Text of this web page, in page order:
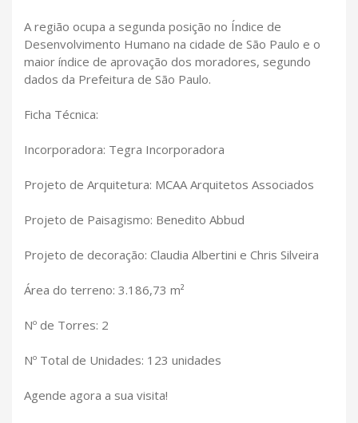
A região ocupa a segunda posição no Índice de
Desenvolvimento Humano na cidade de São Paulo e o
maior índice de aprovação dos moradores, segundo
dados da Prefeitura de São Paulo.
Ficha Técnica:
Incorporadora: Tegra Incorporadora
Projeto de Arquitetura: MCAA Arquitetos Associados
Projeto de Paisagismo: Benedito Abbud
Projeto de decoração: Claudia Albertini e Chris Silveira
Área do terreno: 3.186,73 m²
Nº de Torres: 2
Nº Total de Unidades: 123 unidades
Agende agora a sua visita!